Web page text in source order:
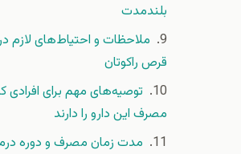
بلندمدت
ملاحظات و احتیاط‌های لازم
قرص راکوتان
توصیه‌های مهم برای افرادی
مصرف این دارو را دارند
مدت زمان مصرف و دوره